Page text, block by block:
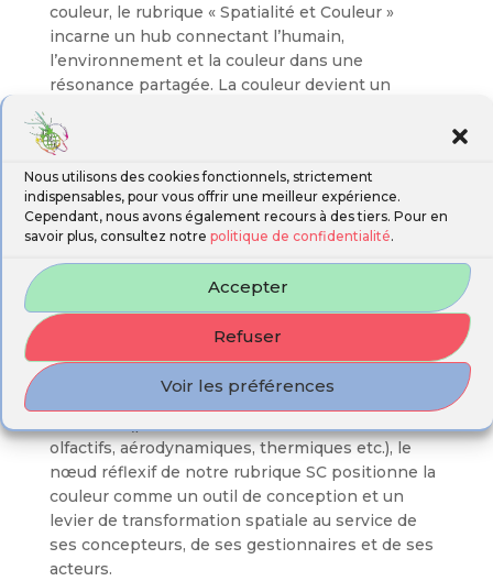
Nous utilisons des cookies fonctionnels, strictement
indispensables, pour vous offrir une meilleur expérience.
Cependant, nous avons également recours à des tiers. Pour en
savoir plus, consultez notre politique de confidentialité.
Accepter
Refuser
Voir les préférences
couleur, le rubrique « Spatialité et Couleur »
incarne un hub connectant l’humain,
l’environnement et la couleur dans une
résonance partagée. La couleur devient un
pluralité des perceptions. Cette résonance
chromatique se cristallise à travers les travaux
qui alimentent notre rubrique en proposant des
recherches au cœur des transformations
spatiales dictées par l’effet que produit la couleur
contributions à l’échelle des espaces matériels
paysagère, géographique etc.) et celles à l’échelle
numérique, artistique, psychologique, sémiotique
etc.) en passant par l’échelle des espaces
olfactifs, aérodynamiques, thermiques etc.), le
nœud réflexif de notre rubrique SC positionne la
couleur comme un outil de conception et un
levier de transformation spatiale au service de
ses concepteurs, de ses gestionnaires et de ses
acteurs.